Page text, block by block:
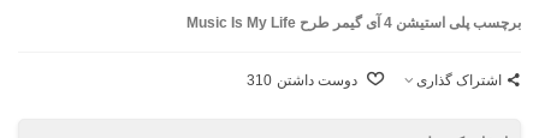
برچسب پلی استیشن 4 آی گیمر طرح Music Is My Life
اشتراک گذاری دوست داشتن 310